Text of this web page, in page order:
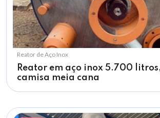
Reator de Aço Inox
Reator em aço inox 5.700
camisa meia cana